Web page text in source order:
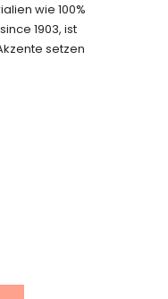
wie 100%
1903, ist
setzen